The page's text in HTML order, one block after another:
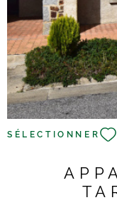
SÉLECTIONNER